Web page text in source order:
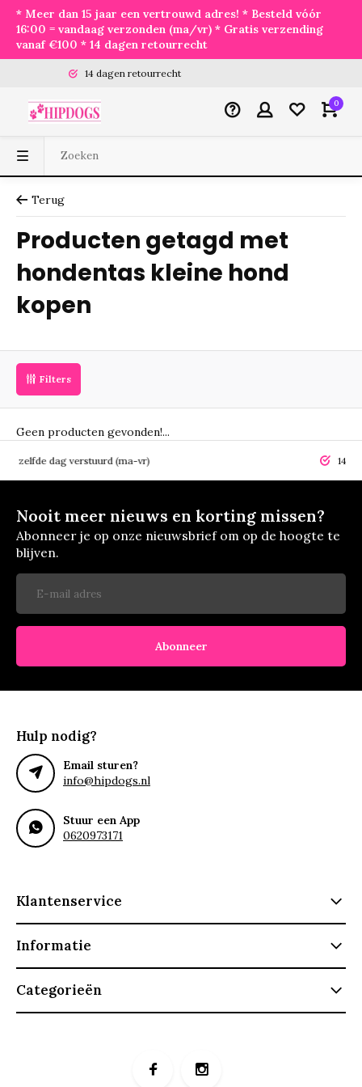
* Meer dan 15 jaar een vertrouwd adres! * Besteld vóór
16:00 = vandaag verzonden (ma/vr) * Gratis verzending
vanaf €100 * 14 dagen retourrecht
14 dagen retourrecht
0
Terug
Producten getagd met
hondentas kleine hond
kopen
Filters
Geen producten gevonden!...
dag verstuurd (ma-vr) 14 dagen
Nooit meer nieuws en korting missen?
Abonneer je op onze nieuwsbrief om op de hoogte te
blijven.
Abonneer
Hulp nodig?
Email sturen?
info@hipdogs.nl
Stuur een App
0620973171
Klantenservice
Informatie
Categorieën